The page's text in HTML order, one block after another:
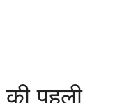
की पहली